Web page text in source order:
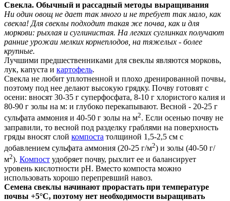
Свекла. Обычный и рассадный методы выращивания
Ни один овощ не дает так много и не требует так мало, как
свекла! Для свеклы подходит такая же почва, как и для
моркови: рыхлая и суглинистая. На легких суглинках получают
ранние урожаи мелких корнеплодов, на тяжелых - более
крупные.
Лучшими предшественниками для свеклы являются морковь,
лук, капуста и картофель.
Свекла не любит уплотненной и плохо дренированной почвы,
поэтому под нее делают высокую грядку. Почву готовят с
осени: вносят 30-35 г суперфосфата, 8-10 г хлористого калия и
80-90 г золы на м: и глубоко перекапывают. Весной - 20-25 г
сульфата аммония и 40-50 г золы на м2. Если осенью почву не
заправили, то весной под разделку граблями на поверхность
гряды вносят слой компоста толщиной 1,5-2,5 см с
добавлением сульфата аммония (20-25 г/м2) и золы (40-50 г/
м2). Компост удобряет почву, рыхлит ее и балансирует
уровень кислотности рН. Вместо компоста можно
использовать хорошо перепревший навоз.
Семена свеклы начинают прорастать при температуре
почвы +5°С, поэтому нет необходимости выращивать